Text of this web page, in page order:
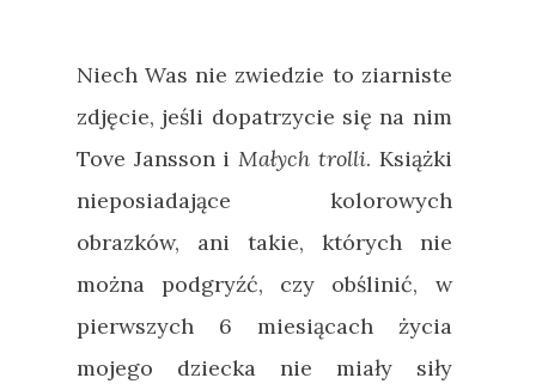
Niech Was nie zwiedzie to ziarniste
zdjęcie, jeśli dopatrzycie się na nim
Tove Jansson iMałych trolli. Książki
nieposiadające kolorowych
obrazków, ani takie, których nie
można podgryźć, czy obślinić, w
pierwszych 6 miesiącach życia
mojego dziecka nie miały siły